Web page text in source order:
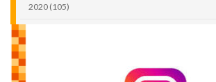
2020 (105)